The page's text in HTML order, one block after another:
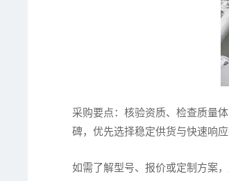
采购要点：核验资质、检查质量
碑，优先选择稳定供货与快速响
如需了解型号、报价或定制方案